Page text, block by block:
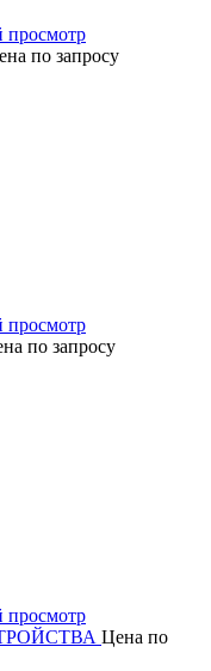
просмотр
по запросу
просмотр
по запросу
просмотр
Цена по